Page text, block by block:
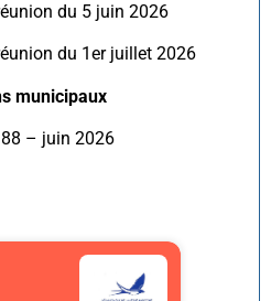
du 5 juin 2026
du 1er juillet 2026
municipaux
– juin 2026